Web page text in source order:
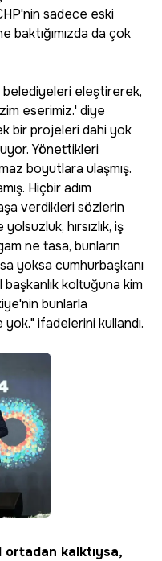
sadece eski
da çok
eleştirerek,
eserimiz.' diye
bir projeleri dahi yok
Yönettikleri
boyutlara ulaşmış.
Hiçbir adım
verdikleri sözlerin
hırsızlık, iş
ne tasa, bunların
yoksa cumhurbaşkanı
koltuğuna kim
bunlarla
ifadelerini kullandı.
ortadan kalktıysa,